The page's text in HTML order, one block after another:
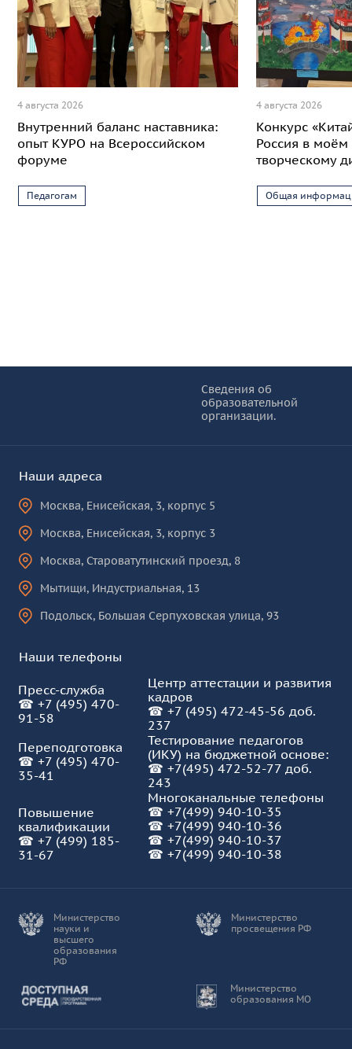
4 августа 2026
Внутренний баланс наставника:
опыт КУРО на Всероссийском
форуме
Педагогам
4 августа 2026
Конкурс
Россия в моём
творческому
Общая
Сведения об
образовательной
организации.
Наши адреса
Москва, Енисейская, 3, корпус 5
Москва, Енисейская, 3, корпус 3
Москва, Староватутинский проезд, 8
Мытищи, Индустриальная, 13
Подольск, Большая Серпуховская улица, 93
Наши телефоны
Пресс-служба
☎ +7 (495) 470-
91-58
Центр аттестации и развития
кадров
☎ +7 (495) 472-45-56 доб.
237
Переподготовка
☎ +7 (495) 470-
35-41
Тестирование педагогов
(ИКУ) на бюджетной основе:
☎ +7(495) 472-52-77 доб.
243
Многоканальные телефоны
☎ +7(499) 940-10-35
☎ +7(499) 940-10-36
☎ +7(499) 940-10-37
☎ +7(499) 940-10-38
Повышение
квалификации
☎ +7 (499) 185-
31-67
Министерство
науки и
высшего
образования
РФ
Министерство
просвещения РФ
Министерство
образования МО
Доступная среда